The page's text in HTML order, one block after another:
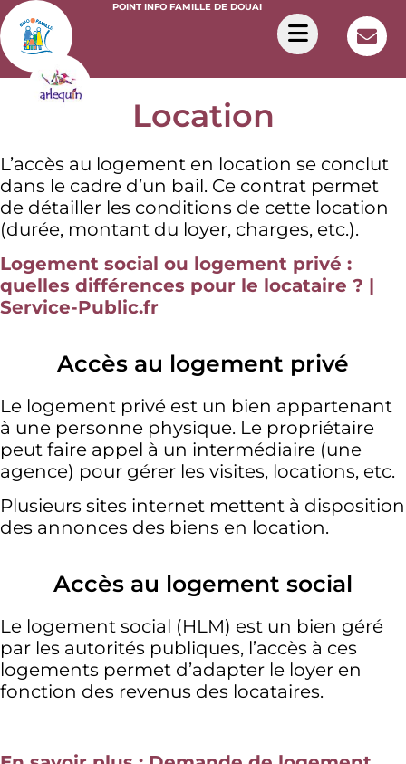
POINT INFO FAMILLE DE DOUAI
Location
L’accès au logement en location se conclut
dans le cadre d’un bail. Ce contrat permet
de détailler les conditions de cette location
(durée, montant du loyer, charges, etc.).
Logement social ou logement privé :
quelles différences pour le locataire ? |
Service-Public.fr
Accès au logement privé
Le logement privé est un bien appartenant
à une personne physique. Le propriétaire
peut faire appel à un intermédiaire (une
agence) pour gérer les visites, locations, etc.
Plusieurs sites internet mettent à disposition
des annonces des biens en location.
Accès au logement social
Le logement social (HLM) est un bien géré
par les autorités publiques, l’accès à ces
logements permet d’adapter le loyer en
fonction des revenus des locataires.